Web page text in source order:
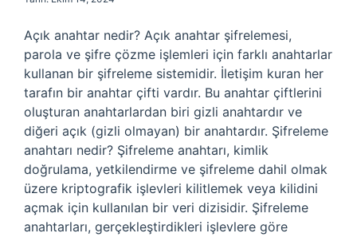
Açık anahtar nedir? Açık anahtar şifrelemesi,
parola ve şifre çözme işlemleri için farklı anahtarlar
kullanan bir şifreleme sistemidir. İletişim kuran her
tarafın bir anahtar çifti vardır. Bu anahtar çiftlerini
oluşturan anahtarlardan biri gizli anahtardır ve
diğeri açık (gizli olmayan) bir anahtardır. Şifreleme
anahtarı nedir? Şifreleme anahtarı, kimlik
doğrulama, yetkilendirme ve şifreleme dahil olmak
üzere kriptografik işlevleri kilitlemek veya kilidini
açmak için kullanılan bir veri dizisidir. Şifreleme
anahtarları, gerçekleştirdikleri işlevlere göre